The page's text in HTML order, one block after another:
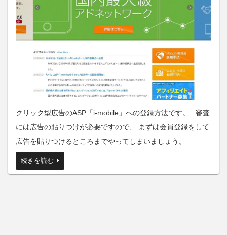
クリック型広告のASP「i-mobile」への登録方法です。 審査
には広告の貼りつけが必要ですので、 まずは会員登録をして
広告を貼りつけるところまでやってしまいましょう。
続きを読む